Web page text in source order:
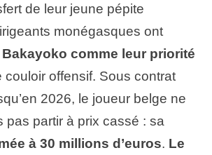
de leur jeune pépite
monégasques ont
comme leur priorité
couloir offensif. Sous contrat
2026, le joueur belge ne
pas partir à prix cassé : sa
à 30 millions d’euros. Le